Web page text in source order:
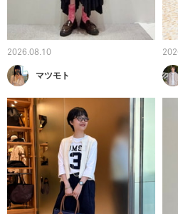
2026.08.10
マツモト